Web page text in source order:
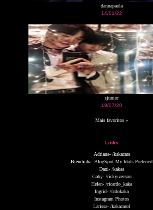
dannapaola
14/01/22
sjunior
19/07/20
Mais favoritos »
Links
Adriana- /kakacara
Brendinha- BlogSpot My Idols Preferred
Dani- /kakaa
Gaby- /rickyizecson
Helen- /ricardo_kaka
Ingrid- /fcdokaka
Instagram Photos
Larissa- /kakacarol